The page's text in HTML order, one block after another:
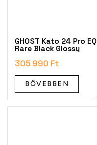
GHOST Kato 24 Pro EQ
Rare Black Glossy
305 990 Ft
BŐVEBBEN